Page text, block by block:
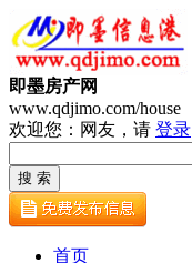
即墨房产网
www.qdjimo.com/house
欢迎您：网友，请 登录
首页